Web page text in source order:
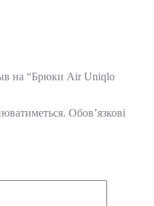
на “Брюки Air Uniqlo
Обов’язкові